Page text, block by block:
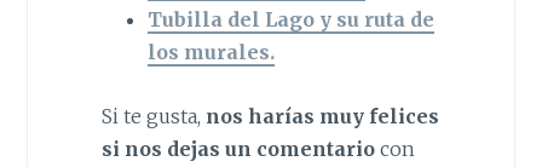
Tubilla del Lago y su ruta de
los murales.
Si te gusta, nos harías muy felices
si nos dejas un comentario con